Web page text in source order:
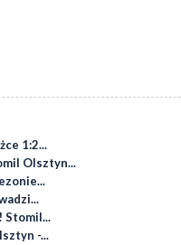
1:2...
Olsztyn...
Stomil...
-...